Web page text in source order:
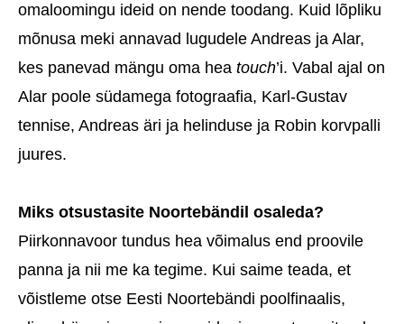
omaloomingu ideid on nende toodang. Kuid lõpliku
mõnusa meki annavad lugudele Andreas ja Alar,
kes panevad mängu oma hea touch’i. Vabal ajal on
Alar poole südamega fotograafia, Karl-Gustav
tennise, Andreas äri ja helinduse ja Robin korvpalli
juures.
Miks otsustasite Noortebändil osaleda?
Piirkonnavoor tundus hea võimalus end proovile
panna ja nii me ka tegime. Kui saime teada, et
võistleme otse Eesti Noortebändi poolfinaalis,